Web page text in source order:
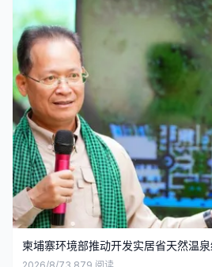
柬埔寨环境部推动开发实居省天然温